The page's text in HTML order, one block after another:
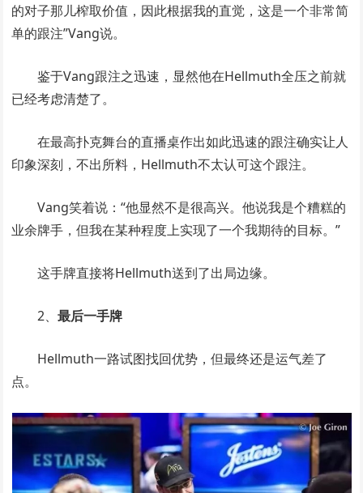
的对子那儿榨取价值，因此根据我的直觉，这是一个非常简
单的跟注”Vang说。
鉴于Vang跟注之迅速，显然他在Hellmuth全压之前就
已经考虑清楚了。
在最高扑克舞台的直播桌作出如此迅速的跟注确实让人
印象深刻，不出所料，Hellmuth不太认可这个跟注。
Vang笑着说：“他显然不是很高兴。他说我是个糟糕的
业余牌手，但我在某种程度上实现了一个我期待的目标。”
这手牌直接将Hellmuth送到了出局边缘。
2、最后一手牌
Hellmuth一路试图找回优势，但最终还是运气差了
点。